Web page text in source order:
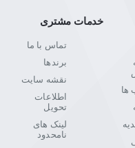
ها
خدمات مشتری
تماس با ما
برندها
نقشه سایت
اطلاعات
تحویل
لینک های
نامحدود